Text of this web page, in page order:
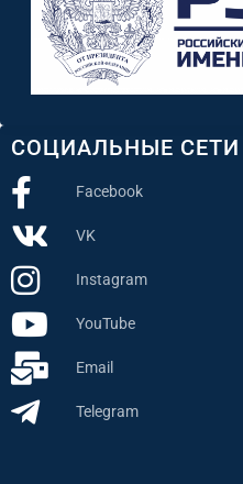
СОЦИАЛЬНЫЕ СЕТИ
Facebook
VK
Instagram
YouTube
Email
Telegram